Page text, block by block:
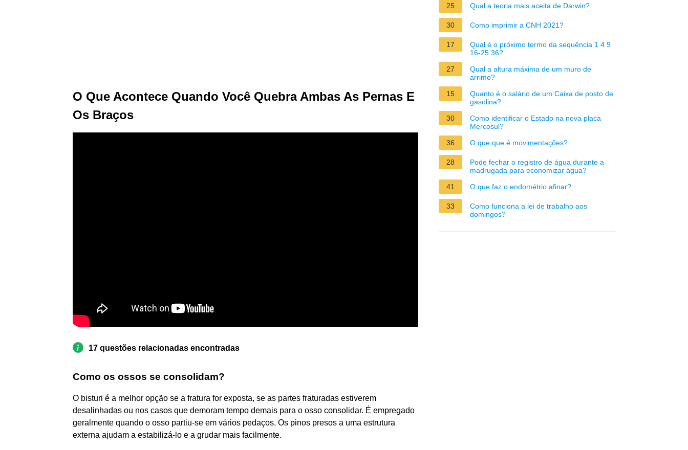
O Que Acontece Quando Você Quebra Ambas As Pernas E
Os Braços
17 questões relacionadas encontradas
Como os ossos se consolidam?
O bisturi é a melhor opção se a fratura for exposta, se as partes fraturadas estiverem
desalinhadas ou nos casos que demoram tempo demais para o osso consolidar. É empregado
geralmente quando o osso partiu-se em vários pedaços. Os pinos presos a uma estrutura
externa ajudam a estabilizá-lo e a grudar mais facilmente.
25 Qual a teoria mais aceita de Darwin?
30 Como imprimir a CNH 2021?
17
Qual é o próximo termo da sequência 1 4 9
16-25 36?
27
Qual a altura máxima de um muro de
arrimo?
15
Quanto é o salário de um Caixa de posto de
gasolina?
30
Como identificar o Estado na nova placa
Mercosul?
36
O que que é movimentações?
28
Pode fechar o registro de água durante a
madrugada para economizar água?
41
O que faz o endométrio afinar?
33
Como funciona a lei de trabalho aos
domingos?